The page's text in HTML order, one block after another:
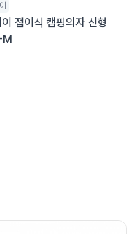
이 접이식 캠핑의자 신형
M